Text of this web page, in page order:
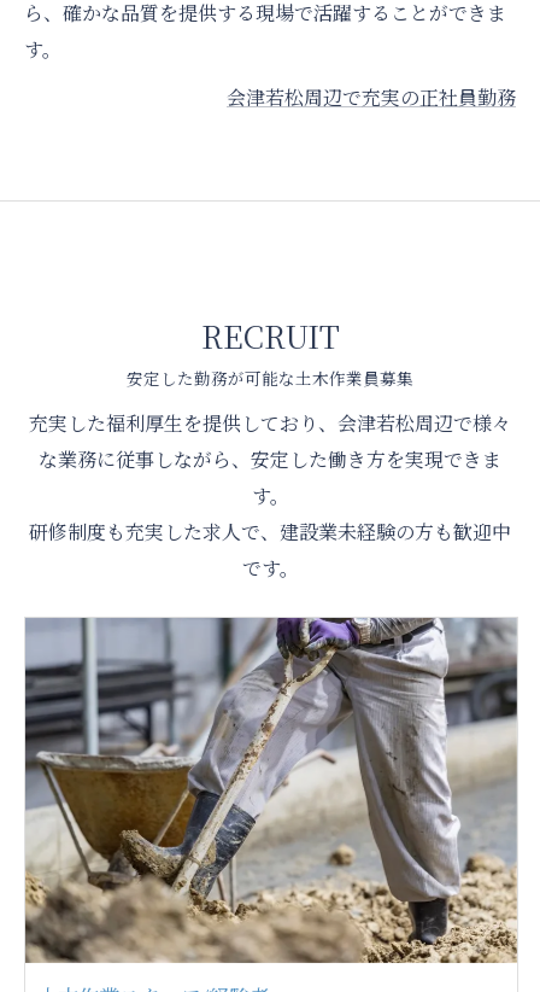
ら、確かな品質を提供する現場で活躍することができま
す。
会津若松周辺で充実の正社員勤務
安定した勤務が可能な土木作業員募集
RECRUIT
充実した福利厚生を提供しており、会津若松周辺で様々
な業務に従事しながら、安定した働き方を実現できま
す。
研修制度も充実した求人で、建設業未経験の方も歓迎中
です。